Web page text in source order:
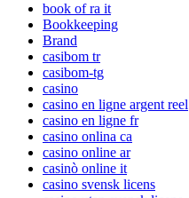
book of ra it
Bookkeeping
Brand
casibom tr
casibom-tg
casino
casino en ligne argent reel
casino en ligne fr
casino onlina ca
casino online ar
casinò online it
casino svensk licens